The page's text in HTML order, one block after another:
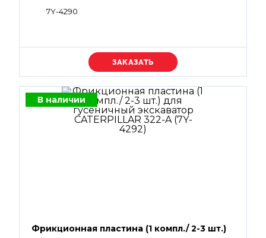
7Y-4290
Уточняйте цену
В наличии
Фрикционная пластина (1 компл./ 2-3 шт.)